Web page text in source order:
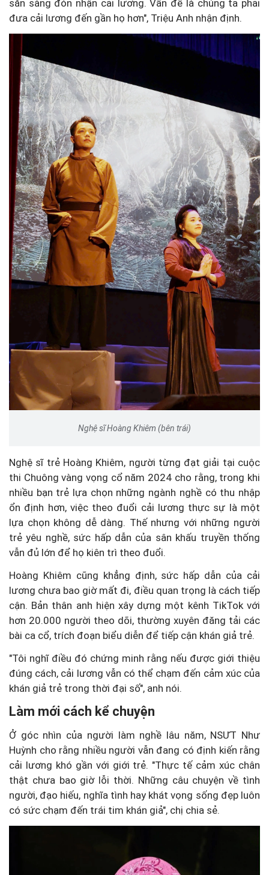
sẵn sàng đón nhận cải lương. Vấn đề là chúng ta phải
đưa cải lương đến gần họ hơn", Triệu Anh nhận định.
Nghệ sĩ Hoàng Khiêm (bên trái)
Nghệ sĩ trẻ Hoàng Khiêm, người từng đạt giải tại cuộc
thi Chuông vàng vọng cổ năm 2024 cho rằng, trong khi
nhiều bạn trẻ lựa chọn những ngành nghề có thu nhập
ổn định hơn, việc theo đuổi cải lương thực sự là một
lựa chọn không dễ dàng. Thế nhưng với những người
trẻ yêu nghề, sức hấp dẫn của sân khấu truyền thống
vẫn đủ lớn để họ kiên trì theo đuổi.
Hoàng Khiêm cũng khẳng định, sức hấp dẫn của cải
lương chưa bao giờ mất đi, điều quan trọng là cách tiếp
cận. Bản thân anh hiện xây dựng một kênh TikTok với
hơn 20.000 người theo dõi, thường xuyên đăng tải các
bài ca cổ, trích đoạn biểu diễn để tiếp cận khán giả trẻ.
"Tôi nghĩ điều đó chứng minh rằng nếu được giới thiệu
đúng cách, cải lương vẫn có thể chạm đến cảm xúc của
khán giả trẻ trong thời đại số", anh nói.
Làm mới cách kể chuyện
Ở góc nhìn của người làm nghề lâu năm, NSƯT Như
Huỳnh cho rằng nhiều người vẫn đang có định kiến rằng
cải lương khó gần với giới trẻ. "Thực tế cảm xúc chân
thật chưa bao giờ lỗi thời. Những câu chuyện về tình
người, đạo hiếu, nghĩa tình hay khát vọng sống đẹp luôn
có sức chạm đến trái tim khán giả", chị chia sẻ.